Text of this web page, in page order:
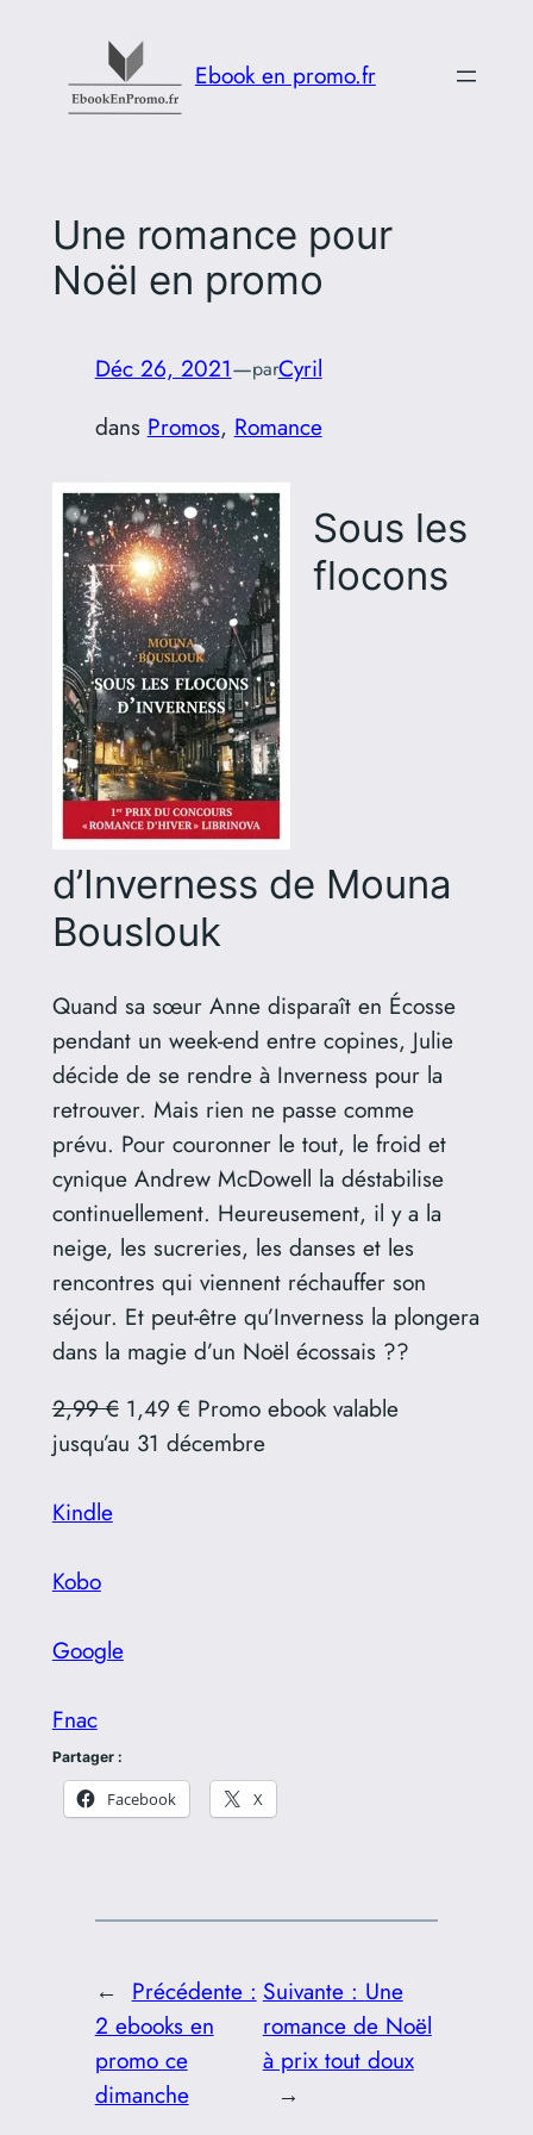
contenu
Ebook en promo.fr
Une romance pour
Noël en promo
Déc 26, 2021—parCyril
dans Promos, Romance
Sous les
flocons
d’Inverness de Mouna
Bouslouk
Quand sa sœur Anne disparaît en Écosse
pendant un week-end entre copines, Julie
décide de se rendre à Inverness pour la
retrouver. Mais rien ne passe comme
prévu. Pour couronner le tout, le froid et
cynique Andrew McDowell la déstabilise
continuellement. Heureusement, il y a la
neige, les sucreries, les danses et les
rencontres qui viennent réchauffer son
séjour. Et peut-être qu’Inverness la plongera
dans la magie d’un Noël écossais ??
2,99 €1,49 € Promo ebook valable
jusqu’au 31 décembre
Kindle
Kobo
Google
Fnac
Partager :
Facebook X
← Précédente :
2 ebooks en
promo ce
dimanche
Suivante : Une
romance de Noël
à prix tout doux
→